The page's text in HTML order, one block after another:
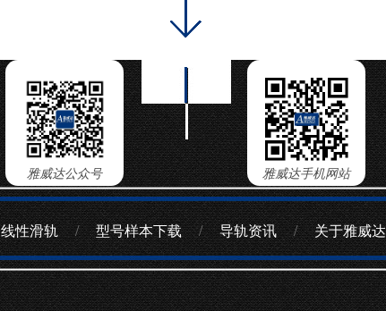
雅威达手机网站
雅威达公众号
线性滑轨 / 型号样本下载 / 导轨资讯 / 关于雅威达